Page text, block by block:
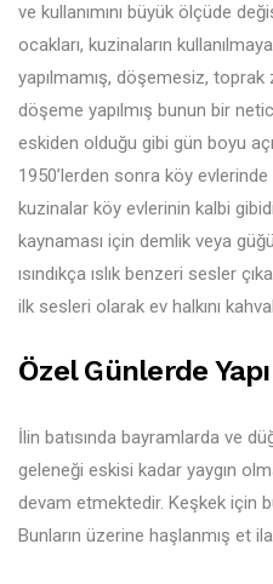
ve kullanımını büyük ölçüde
ocakları, kuzinaların
yapılmamış, döşemesiz,
döşeme yapılmış bunun bir
eskiden olduğu gibi gün boyu
1950’lerden sonra köy
kuzinalar köy evlerinin kalbi
kaynaması için demlik veya
ısındıkça ıslık benzeri sesler
ilk sesleri olarak ev halkını
Özel Günlerde
İlin batısında bayramlarda ve
geleneği eskisi kadar yaygın
devam etmektedir. Keşkek için
Bunların üzerine haşlanmış et